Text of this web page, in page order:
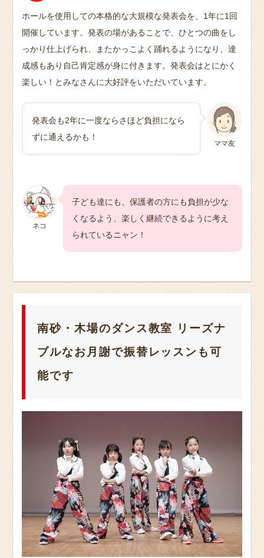
ホールを使用しての本格的な大規模な発表会を、1年に1回
開催しています。発表の場があることで、ひとつの曲をし
っかり仕上げられ、またかっこよく踊れるようになり、達
成感もあり自己肯定感が身に付きます。発表会はとにかく
楽しい！とみなさんに大好評をいただいています。
ママ友
発表会も2年に一度ならさほど負担になら
ずに通えるかも！
ネコ
子ども達にも、保護者の方にも負担が少な
くなるよう、楽しく継続できるように考え
られているニャン！
南砂・木場のダンス教室 リーズナ
ブルなお月謝で振替レッスンも可
能です